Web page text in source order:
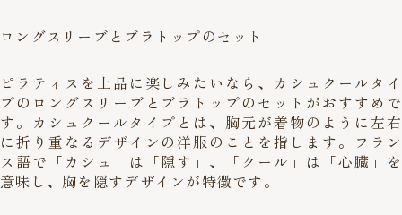
ロングスリーブとブラトップのセット
ピラティスを上品に楽しみたいなら、カシュクールタイ
プのロングスリーブとブラトップのセットがおすすめで
す。カシュクールタイプとは、胸元が着物のように左右
に折り重なるデザインの洋服のことを指します。フラン
ス語で「カシュ」は「隠す」、「クール」は「心臓」を
意味し、胸を隠すデザインが特徴です。